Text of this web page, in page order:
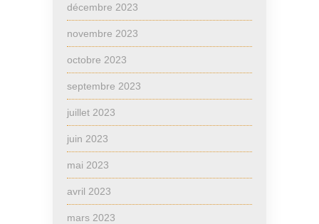
décembre 2023
novembre 2023
octobre 2023
septembre 2023
juillet 2023
juin 2023
mai 2023
avril 2023
mars 2023